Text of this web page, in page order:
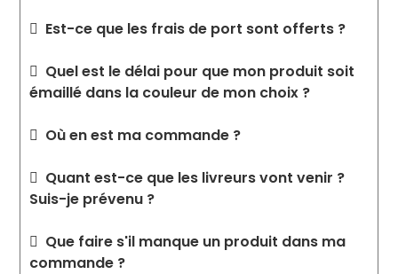
Est-ce que les frais de port sont offerts ?
Quel est le délai pour que mon produit soit
émaillé dans la couleur de mon choix ?
Où en est ma commande ?
Quant est-ce que les livreurs vont venir ?
Suis-je prévenu ?
Que faire s'il manque un produit dans ma
commande ?